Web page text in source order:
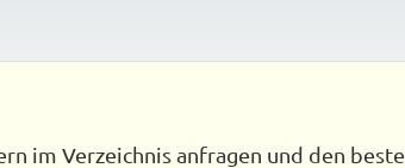
im Verzeichnis anfragen und den